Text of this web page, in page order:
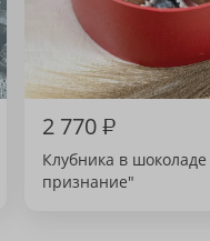
2 770₽
Клубника в
признание"